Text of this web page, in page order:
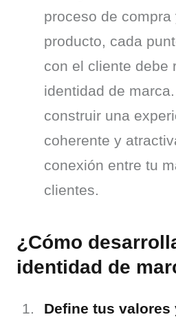
proceso de
producto, cada
con el cliente debe
identidad de
construir una
coherente y
conexión entre tu
clientes.
¿Cómo
identidad de
Define tus valores